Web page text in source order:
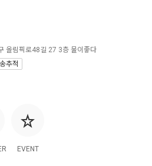
EVENT
올림픽로48길 27 3층 물이좋다
추적